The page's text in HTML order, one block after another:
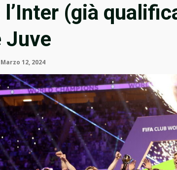
(già
Juve
Marzo 12, 2024